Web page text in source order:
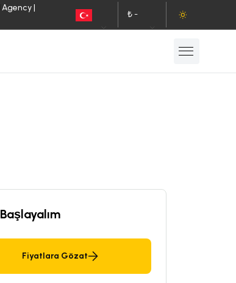
|
₺ -
Fiyatlara Gözat